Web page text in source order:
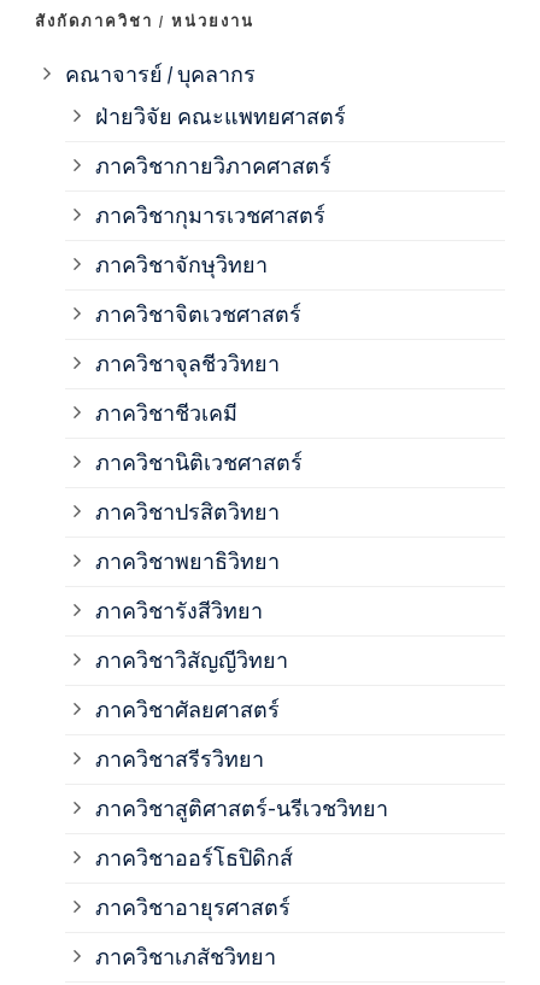
สังกัดภาควิชา / หน่วยงาน
คณาจารย์ / บุคลากร
ฝ่ายวิจัย คณะแพทยศาสตร์
ภาควิชากายวิภาคศาสตร์
ภาควิชากุมารเวชศาสตร์
ภาควิชาจักษุวิทยา
ภาควิชาจิตเวชศาสตร์
ภาควิชาจุลชีววิทยา
ภาควิชาชีวเคมี
ภาควิชานิติเวชศาสตร์
ภาควิชาปรสิตวิทยา
ภาควิชาพยาธิวิทยา
ภาควิชารังสีวิทยา
ภาควิชาวิสัญญีวิทยา
ภาควิชาศัลยศาสตร์
ภาควิชาสรีรวิทยา
ภาควิชาสูติศาสตร์-นรีเวชวิทยา
ภาควิชาออร์โธปิดิกส์
ภาควิชาอายุรศาสตร์
ภาควิชาเภสัชวิทยา